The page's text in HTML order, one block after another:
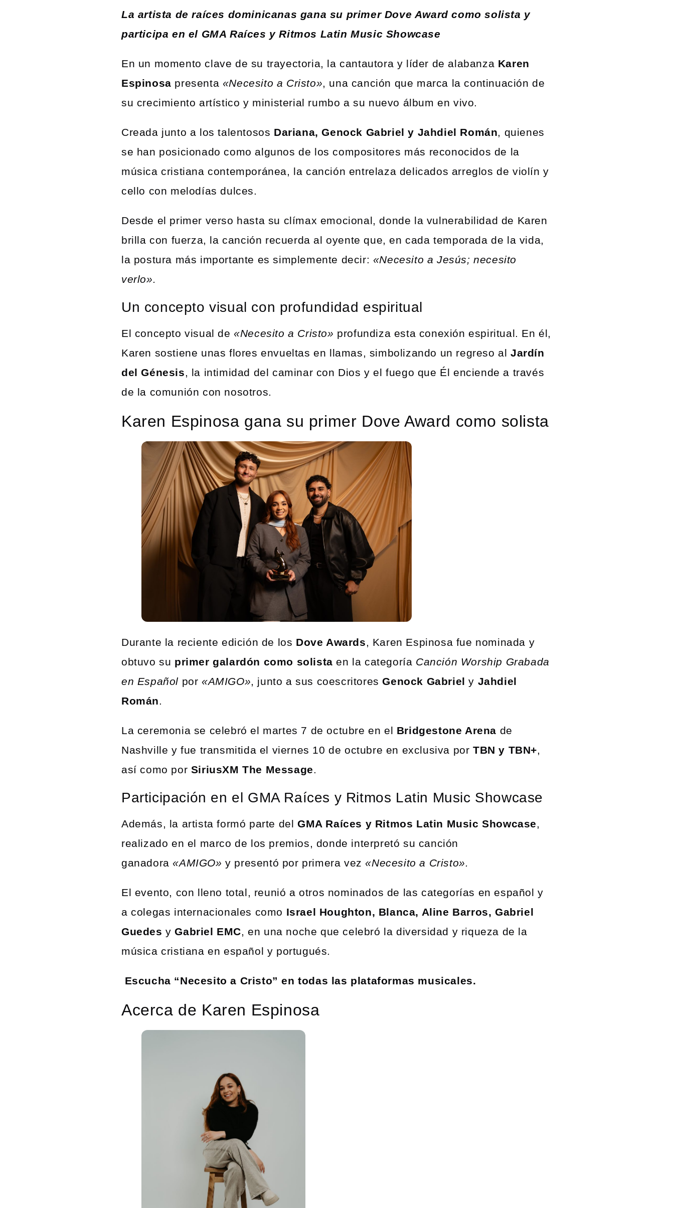
La artista de raíces dominicanas gana su primer Dove Award como solista y
participa en el GMA Raíces y Ritmos Latin Music Showcase
En un momento clave de su trayectoria, la cantautora y líder de alabanza Karen
Espinosa presenta «Necesito a Cristo», una canción que marca la continuación de
su crecimiento artístico y ministerial rumbo a su nuevo álbum en vivo.
Creada junto a los talentosos Dariana, Genock Gabriel y Jahdiel Román, quienes
se han posicionado como algunos de los compositores más reconocidos de la
música cristiana contemporánea, la canción entrelaza delicados arreglos de violín y
cello con melodías dulces.
Desde el primer verso hasta su clímax emocional, donde la vulnerabilidad de Karen
brilla con fuerza, la canción recuerda al oyente que, en cada temporada de la vida,
la postura más importante es simplemente decir: «Necesito a Jesús; necesito
verlo».
Un concepto visual con profundidad espiritual
El concepto visual de«Necesito a Cristo» profundiza esta conexión espiritual. En él,
Karen sostiene unas flores envueltas en llamas, simbolizando un regreso al Jardín
del Génesis, la intimidad del caminar con Dios y el fuego que Él enciende a través
de la comunión con nosotros.
Karen Espinosa gana su primer Dove Award como solista
Durante la reciente edición de los Dove Awards, Karen Espinosa fue nominada y
obtuvo su primer galardón como solista en la categoría Canción Worship Grabada
en Español por «AMIGO», junto a sus coescritoresGenock Gabriel y Jahdiel
Román.
La ceremonia se celebró el martes 7 de octubre en el Bridgestone Arena de
Nashville y fue transmitida el viernes 10 de octubre en exclusiva por TBN y TBN+,
así como por SiriusXM The Message.
Participación en el GMA Raíces y Ritmos Latin Music Showcase
Además, la artista formó parte del GMA Raíces y Ritmos Latin Music Showcase,
realizado en el marco de los premios, donde interpretó su canción
ganadora«AMIGO» y presentó por primera vez«Necesito a Cristo».
El evento, con lleno total, reunió a otros nominados de las categorías en español y
a colegas internacionales como Israel Houghton, Blanca, Aline Barros, Gabriel
Guedes yGabriel EMC, en una noche que celebró la diversidad y riqueza de la
música cristiana en español y portugués.
Escucha “Necesito a Cristo” en todas las plataformas musicales.
Acerca de Karen Espinosa